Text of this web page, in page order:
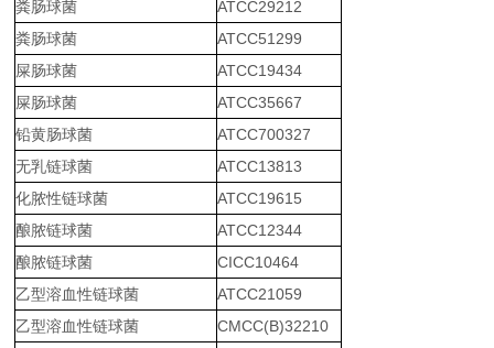
粪肠球菌
ATCC29212
粪肠球菌
ATCC51299
屎肠球菌
ATCC19434
屎肠球菌
ATCC35667
铅黄肠球菌
ATCC700327
无乳链球菌
ATCC13813
化脓性链球菌
ATCC19615
酿脓链球菌
ATCC12344
酿脓链球菌
CICC10464
乙型溶血性链球菌
ATCC21059
乙型溶血性链球菌
CMCC(B)32210